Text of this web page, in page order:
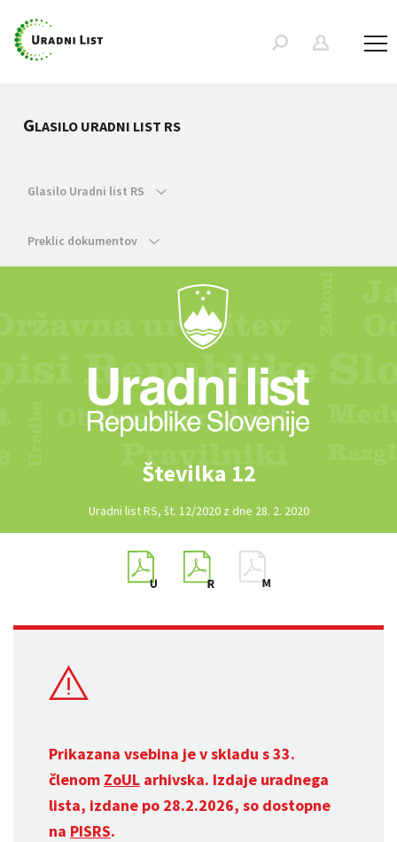
GLASILO URADNI LIST RS
Glasilo Uradni list RS
Preklic dokumentov
Številka 12
Uradni list RS, št. 12/2020 z dne 28. 2. 2020
Prikazana vsebina je v skladu s 33.
členom ZoUL arhivska. Izdaje uradnega
lista, izdane po 28.2.2026, so dostopne
na PISRS.